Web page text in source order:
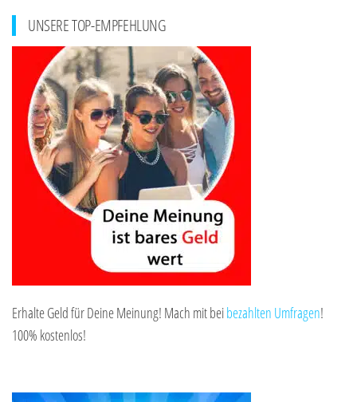
UNSERE TOP-EMPFEHLUNG
Erhalte Geld für Deine Meinung! Mach mit beibezahlten Umfragen!
100% kostenlos!